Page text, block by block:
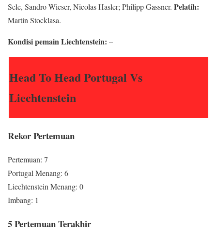
Sele, Sandro Wieser, Nicolas Hasler; Philipp Gassner. Pelatih:
Martin Stocklasa.
Kondisi pemain Liechtenstein: –
Head To Head Portugal Vs
Liechtenstein
Rekor Pertemuan
Pertemuan: 7
Portugal Menang: 6
Liechtenstein Menang: 0
Imbang: 1
5 Pertemuan Terakhir